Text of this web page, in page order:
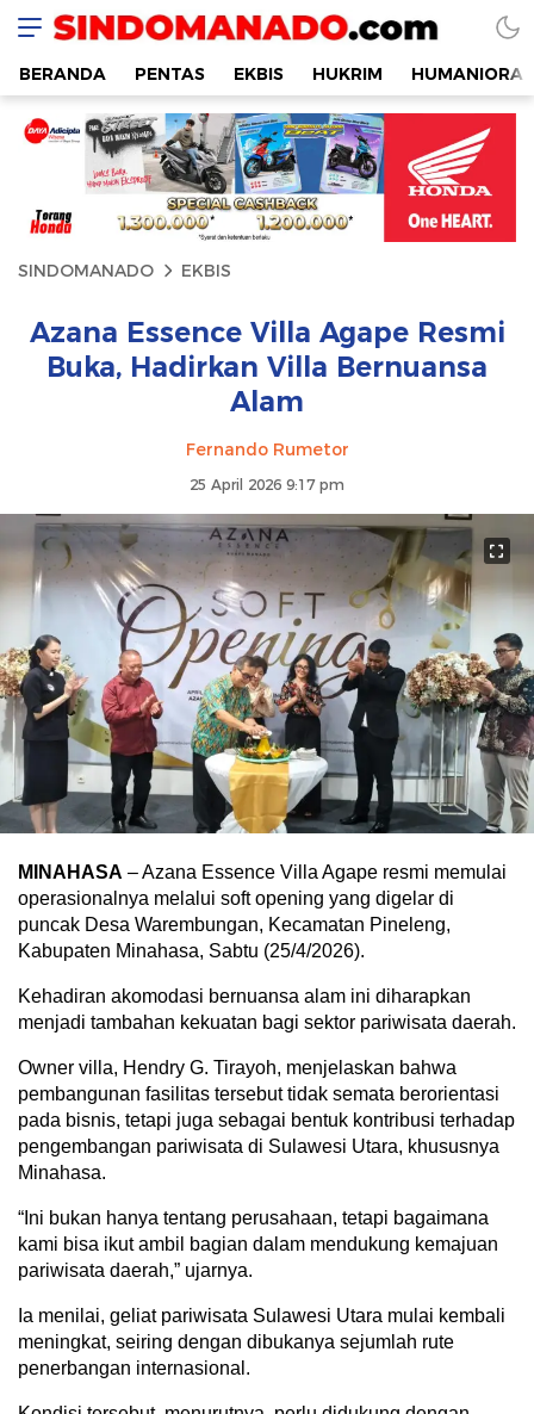
SINDOMANADO
Informatif dan Edukatif
BERANDA PENTAS EKBIS HUKRIM HUMANIORA
SINDOMANADO EKBIS
Azana Essence Villa Agape Resmi
Buka, Hadirkan Villa Bernuansa
Alam
Fernando Rumetor
25 April 2026 9:17 pm
MINAHASA – Azana Essence Villa Agape resmi memulai
operasionalnya melalui soft opening yang digelar di
puncak Desa Warembungan, Kecamatan Pineleng,
Kabupaten Minahasa, Sabtu (25/4/2026).
Kehadiran akomodasi bernuansa alam ini diharapkan
menjadi tambahan kekuatan bagi sektor pariwisata daerah.
Owner villa, Hendry G. Tirayoh, menjelaskan bahwa
pembangunan fasilitas tersebut tidak semata berorientasi
pada bisnis, tetapi juga sebagai bentuk kontribusi terhadap
pengembangan pariwisata di Sulawesi Utara, khususnya
Minahasa.
“Ini bukan hanya tentang perusahaan, tetapi bagaimana
kami bisa ikut ambil bagian dalam mendukung kemajuan
pariwisata daerah,” ujarnya.
Ia menilai, geliat pariwisata Sulawesi Utara mulai kembali
meningkat, seiring dengan dibukanya sejumlah rute
penerbangan internasional.